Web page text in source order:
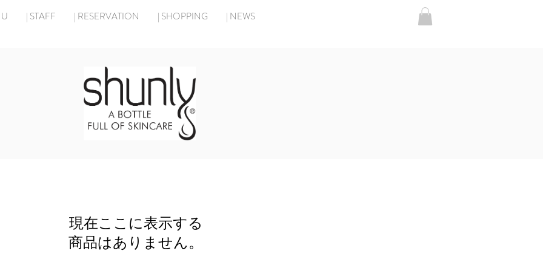
| STAFF | RESERVATION | SHOPPING | NEWS
現在ここに表示する
商品はありません。